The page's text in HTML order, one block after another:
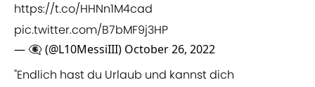
https://t.co/HHNn1M4cad
pic.twitter.com/B7bMF9j3HP
— 👁‍🗨 (@L10MessiIII) October 26, 2022
"Endlich hast du Urlaub und kannst dich